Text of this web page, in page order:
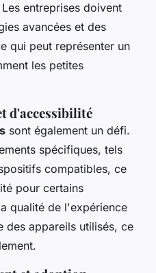
entreprises doivent
avancées et des
qui peut représenter un
les petites
d'accessibilité
sont également un défi.
spécifiques, tels
compatibles, ce
pour certains
qualité de l'expérience
des appareils utilisés, ce